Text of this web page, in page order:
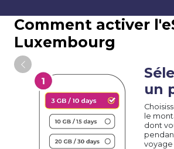
Comment activer
Luxembourg
un
le
dont
voyage